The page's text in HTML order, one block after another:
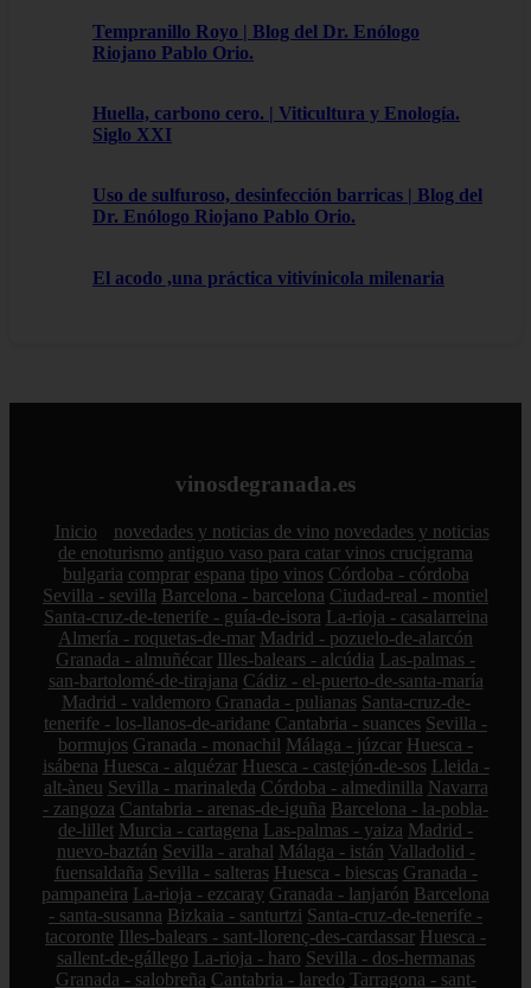
Tempranillo Royo | Blog del Dr. Enólogo
Riojano Pablo Orio.
Huella, carbono cero. | Viticultura y Enología.
Siglo XXI
Uso de sulfuroso, desinfección barricas | Blog del
Dr. Enólogo Riojano Pablo Orio.
El acodo ,una práctica vitivínicola milenaria
vinosdegranada.es
Inicio novedades y noticias de vino novedades y noticias
de enoturismo antiguo vaso para catar vinos crucigrama
bulgaria comprar espana tipo vinos Córdoba - córdoba
Sevilla - sevilla Barcelona - barcelona Ciudad-real - montiel
Santa-cruz-de-tenerife - guía-de-isora La-rioja - casalarreina
Almería - roquetas-de-mar Madrid - pozuelo-de-alarcón
Granada - almuñécar Illes-balears - alcúdia Las-palmas -
san-bartolomé-de-tirajana Cádiz - el-puerto-de-santa-maría
Madrid - valdemoro Granada - pulianas Santa-cruz-de-
tenerife - los-llanos-de-aridane Cantabria - suances Sevilla -
bormujos Granada - monachil Málaga - júzcar Huesca -
isábena Huesca - alquézar Huesca - castejón-de-sos Lleida -
alt-àneu Sevilla - marinaleda Córdoba - almedinilla Navarra
- zangoza Cantabria - arenas-de-iguña Barcelona - la-pobla-
de-lillet Murcia - cartagena Las-palmas - yaiza Madrid -
nuevo-baztán Sevilla - arahal Málaga - istán Valladolid -
fuensaldaña Sevilla - salteras Huesca - biescas Granada -
pampaneira La-rioja - ezcaray Granada - lanjarón Barcelona
- santa-susanna Bizkaia - santurtzi Santa-cruz-de-tenerife -
tacoronte Illes-balears - sant-llorenç-des-cardassar Huesca -
sallent-de-gállego La-rioja - haro Sevilla - dos-hermanas
Granada - salobreña Cantabria - laredo Tarragona - sant-